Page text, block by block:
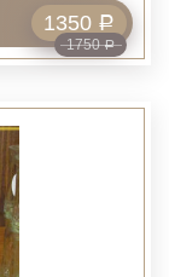
1750Р
1350 Р